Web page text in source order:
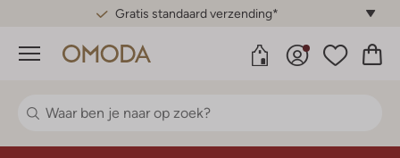
Gratis standaard verzending*
Menu